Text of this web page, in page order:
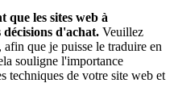
que les sites web à
d'achat. Veuillez
que je puisse le traduire en
souligne l'importance
techniques de votre site web et